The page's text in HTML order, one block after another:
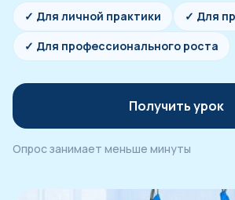
✓ Для личной практики
✓ Для
✓ Для профессионального роста
Получить урок
Опрос занимает меньше минуты